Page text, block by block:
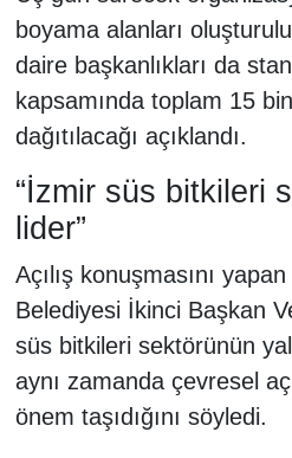
boyama alanları
daire başkanlıkları da
kapsamında toplam 15
dağıtılacağı açıklandı.
“İzmir süs bitkileri
lider”
Açılış konuşmasını
Belediyesi İkinci Başkan
süs bitkileri sektörünün
aynı zamanda çevresel
önem taşıdığını söyledi.